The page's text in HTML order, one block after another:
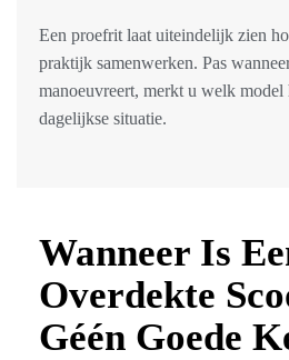
Een proefrit laat uiteindelijk zien
praktijk samenwerken. Pas
manoeuvreert, merkt u welk
dagelijkse situatie.
Wanneer Is
Overdekte
Géén Goede